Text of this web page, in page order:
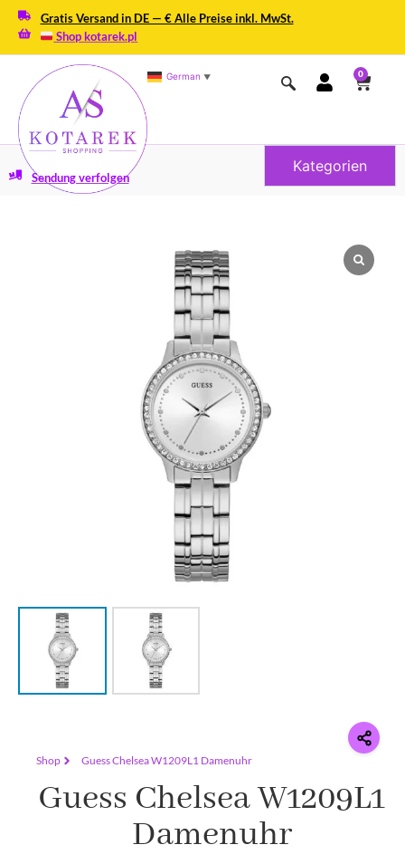
Gratis Versand in DE — € Alle Preise inkl. MwSt.
Shop kotarek.pl
German ▼ 0
Kategorien
Sendung verfolgen
Shop Guess Chelsea W1209L1 Damenuhr
Guess Chelsea W1209L1
Damenuhr